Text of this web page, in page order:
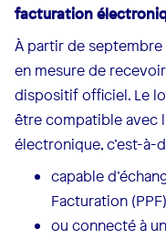
facturation
À partir de
en mesure de
dispositif officiel. Le
être compatible avec
électronique, c’est-à-
capable
Facturation
ou connecté à